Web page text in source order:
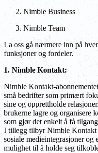
Nimble Business
Nimble Team
La oss gå nærmere inn på
funksjoner og fordeler.
1. Nimble Kontakt:
Nimble Kontakt-
små bedrifter som primært
sine og opprettholde
brukerne lagre og organisere
som gjør det enkelt å få
I tillegg tilbyr Nimble Kontakt
sosiale medieintegrasjoner og
mulighet til å holde seg